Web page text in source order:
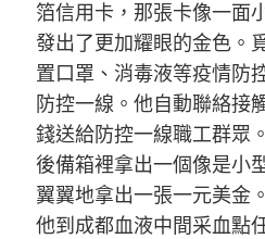
箔信用卡，那張卡像一面
發出了更加耀眼的金色。
置口罩、消毒液等疫情防
防控一線。他自動聯絡接
錢送給防控一線職工群眾
後備箱裡拿出一個像是小
翼翼地拿出一張一元美金
他到成都血液中間采血點